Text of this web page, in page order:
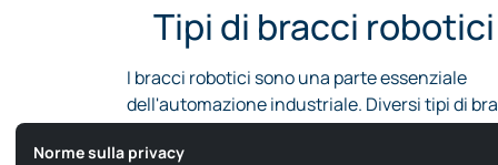
Tipi di bracci robotici
I bracci robotici sono una parte essenziale
dell'automazione industriale. Diversi tipi di
robotici sono utilizzati nella produzione,
nell'assemblaggio e persino nelle applicazioni
Norme sulla privacy